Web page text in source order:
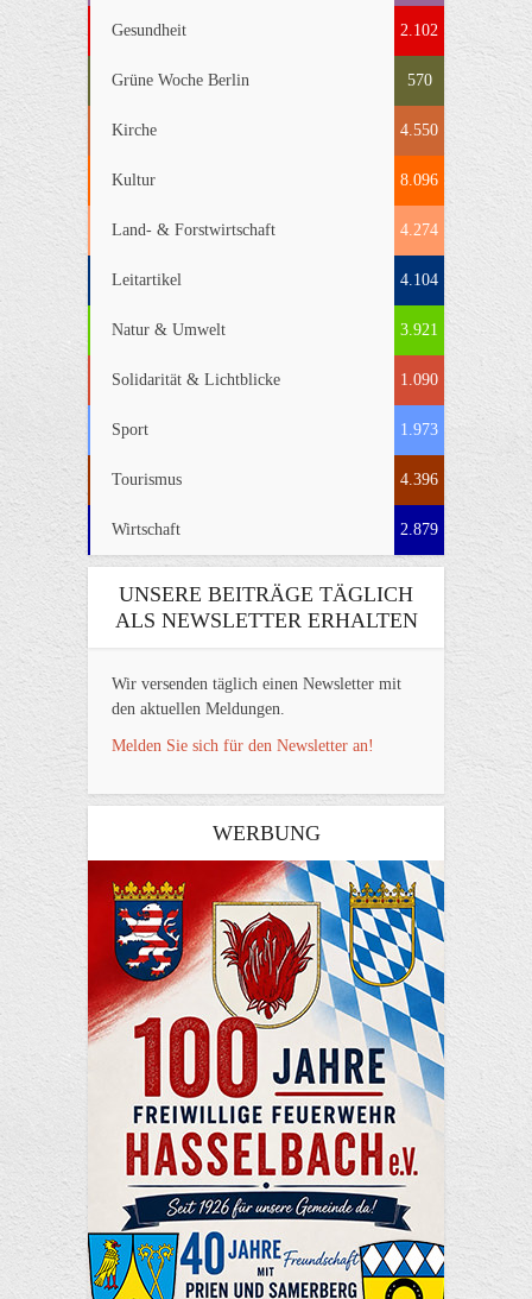
Gesundheit 2.102
Grüne Woche Berlin 570
Kirche 4.550
Kultur 8.096
Land- & Forstwirtschaft 4.274
Leitartikel 4.104
Natur & Umwelt 3.921
Solidarität & Lichtblicke 1.090
Sport 1.973
Tourismus 4.396
Wirtschaft 2.879
UNSERE BEITRÄGE TÄGLICH
ALS NEWSLETTER ERHALTEN
Wir versenden täglich einen Newsletter mit
den aktuellen Meldungen.
Melden Sie sich für den Newsletter an!
WERBUNG